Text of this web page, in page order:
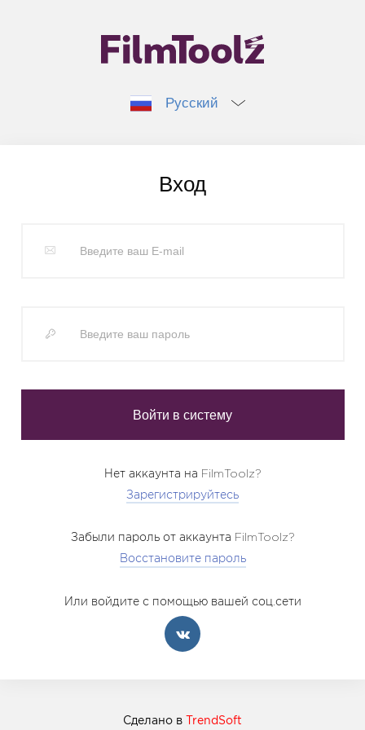
Русский
Вход
Нет аккаунта на FilmToolz?
Зарегистрируйтесь
Забыли пароль от аккаунта FilmToolz?
Восстановите пароль
Или войдите с помощью вашей соц.сети
Сделано в TrendSoft